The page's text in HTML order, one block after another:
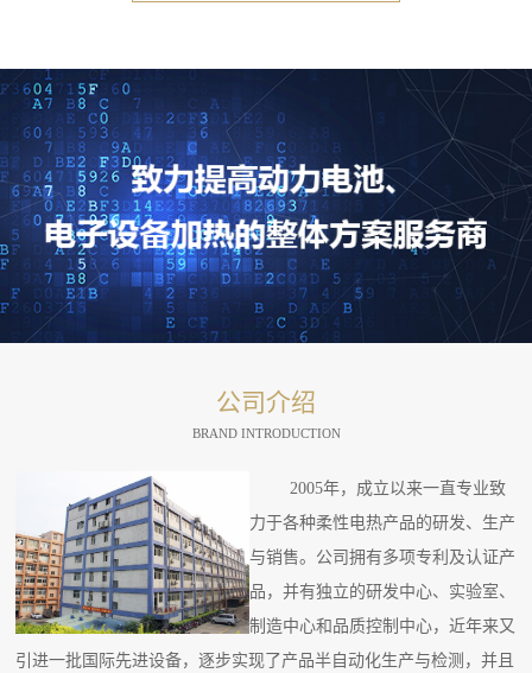
公司介绍
BRAND INTRODUCTION
2005年，成立以来一直专业致
力于各种柔性电热产品的研发、生产
与销售。公司拥有多项专利及认证产
品，并有独立的研发中心、实验室、
制造中心和品质控制中心，近年来又
引进一批国际先进设备，逐步实现了产品半自动化生产与检测，并且